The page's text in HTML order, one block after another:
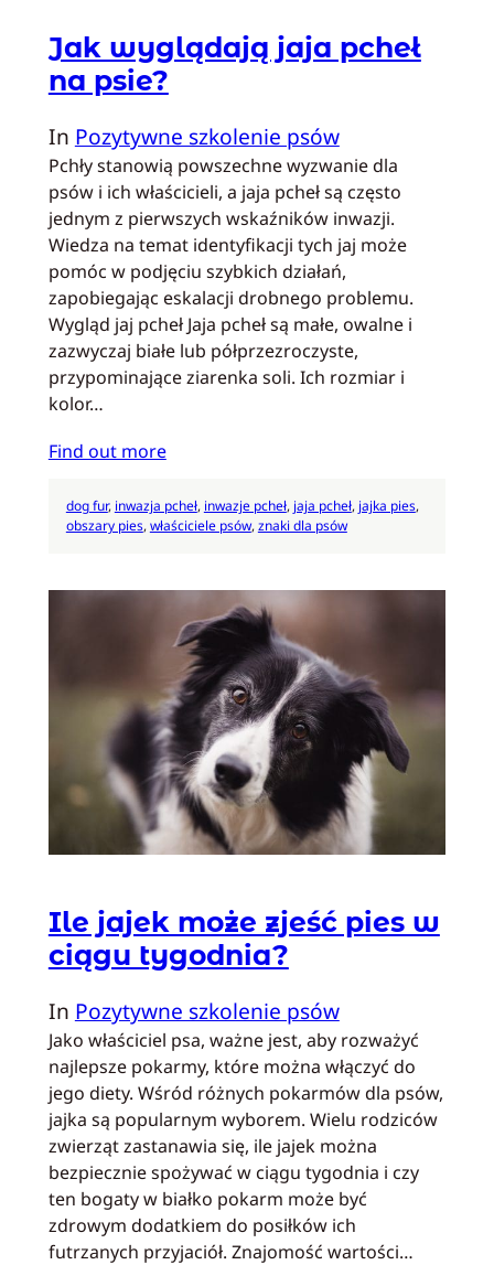
Jak wyglądają jaja pcheł
na psie?
In Pozytywne szkolenie psów
Pchły stanowią powszechne wyzwanie dla
psów i ich właścicieli, a jaja pcheł są często
jednym z pierwszych wskaźników inwazji.
Wiedza na temat identyfikacji tych jaj może
pomóc w podjęciu szybkich działań,
zapobiegając eskalacji drobnego problemu.
Wygląd jaj pcheł Jaja pcheł są małe, owalne i
zazwyczaj białe lub półprzezroczyste,
przypominające ziarenka soli. Ich rozmiar i
kolor…
Find out more
dog fur, inwazja pcheł, inwazje pcheł, jaja pcheł, jajka pies
obszary pies, właściciele psów, znaki dla psów
Ile jajek może zjeść pies w
ciągu tygodnia?
In Pozytywne szkolenie psów
Jako właściciel psa, ważne jest, aby rozważyć
najlepsze pokarmy, które można włączyć do
jego diety. Wśród różnych pokarmów dla psów,
jajka są popularnym wyborem. Wielu rodziców
zwierząt zastanawia się, ile jajek można
bezpiecznie spożywać w ciągu tygodnia i czy
ten bogaty w białko pokarm może być
zdrowym dodatkiem do posiłków ich
futrzanych przyjaciół. Znajomość wartości…